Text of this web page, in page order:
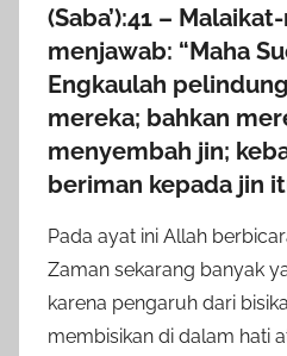
(Saba’):41 –
menjawab: “Maha
Engkaulah
mereka; bahkan
menyembah jin;
beriman kepada jin
Pada ayat ini Allah
Zaman sekarang banyak
karena pengaruh dari
membisikan di dalam hati